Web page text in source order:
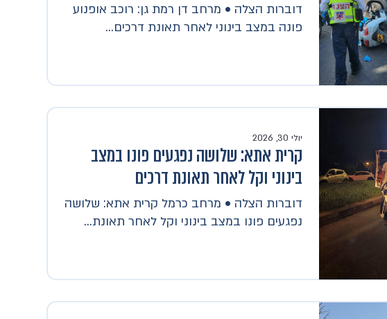
דוברות הצלה • מרחב דן רמת גן: רוכב אופנוע
פונה במצב בינוני לאחר תאונת דרכים...
יולי 30, 2026
קרית אתא: שלושה נפגעים פונו במצב
בינוני וקל לאחר תאונת דרכים
דוברות הצלה • מרחב כרמל קרית אתא: שלושה
נפגעים פונו במצב בינוני וקל לאחר תאונת...